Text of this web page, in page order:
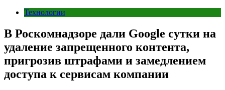
Технологии
В Роскомнадзоре дали Google сутки на
удаление запрещенного контента,
пригрозив штрафами и замедлением
доступа к сервисам компании